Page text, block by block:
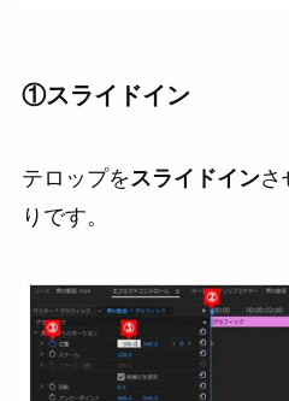
①スライドイン
テロップを スライドインさ
りです。